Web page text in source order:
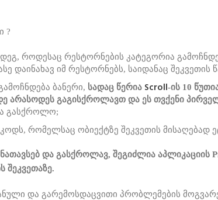
?
როდესაც რესტორნების კატეგორია
დაინახავ იმ რესტორნებს, საიდანაც შეკვეთის
ბანერი, სადაც წერია Scroll-ის 10
არასოდეს გაგისქროლავთ და ეს თვქენი
გასქროლო;
რომელსაც ობიექტზე შეკვეთის მისაღებად
და გასქროლავ, შეგიძლია აპლიკაციის
შეკვეთაზე.
და გარემოსდაცვითი პრობლემების